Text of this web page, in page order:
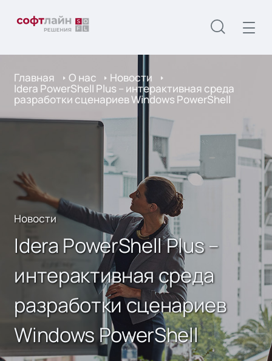
Главная О нас Новости
Idera PowerShell Plus – интерактивная среда
разработки сценариев Windows PowerShell
Новости
Idera PowerShell Plus –
интерактивная среда
разработки сценариев
Windows PowerShell